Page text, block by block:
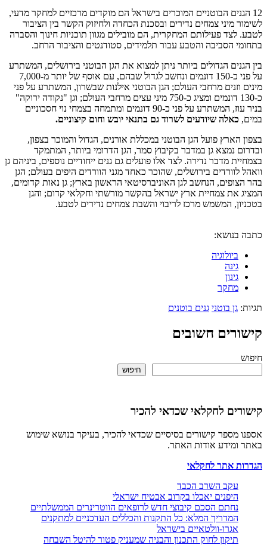
הבוטניים המוכרים בישראל הם מוקדים מרכזיים למחקר מדעי,
מיני צמחים נדירים ובסכנת הכחדה ולחיזוק הקשר בין הציבור
פעילותם המחקרית, הם מובילים מגוון תוכניות חינוך והסברה
הסביבה והטבע עבור תלמידים, סטודנטים והציבור הרחב.
הגדולים ביותר ניתן למצוא את הגן הבוטני בירושלים, המשתרע
על פני כ-150 דונמים ונחשב לגדול שבהם, עם אוסף של יותר מ-7,000
וזנים מרחבי העולם; הגן הבוטני אילנות שבשרון, המשתרע על פני
כ-130 דונמים ומציג כ-750 מיני עצים מרחבי העולם; וגן "נקודה ירוקה"
בניר עוז, המשתרע על פני כ-90 דונמים ומתמחה בצמחי נוי חסכוניים
כאלה שיודעים לשרוד גם בתנאי יובש וחום קיצוניים.
פועל הגן הבוטני במכללת אורנים, הגדול והמוכר בצפון,
נמצא גן במדבר בקיבוץ סמר, הגן הדרומי ביותר, המתמקד
מדבר נדירה. לצד אלו פועלים גם גנים ייחודיים נוספים, ביניהם גן
בירושלים, שהוכר כאחד מגני הוורדים היפים בעולם; הגן
הנחשב לגן האוניברסיטאי הראשון בארץ; גן נאות קדומים,
את צמחיית ארץ ישראל בהקשר מורשתי וחקלאי קדום; והגן
המשמש מרכז לריבוי והשבת צמחים נדירים לטבע.
ביולוגיה
מחקר
גן בוטני גנים בוטנים
חשובים
לחקלאי שכדאי להכיר
מספר קישורים בסיסיים שכדאי להכיר, בעיקר בנושא שימוש
אודות האתר.
אתר לחקלאי
עקב השרב הכבד
היפנים יאכלו בקרוב אבטיח ישראלי
נחתם הסכם קיבוצי חדש לרופאים הווטרינרים הממשלתיים
המדריך המלא: כל התקנות והכללים העדכניים למתקנים
אגרו-וולטאיים בישראל
תיקון לחוק התכנון והבניה שמעניק פטור להיטל השבחה